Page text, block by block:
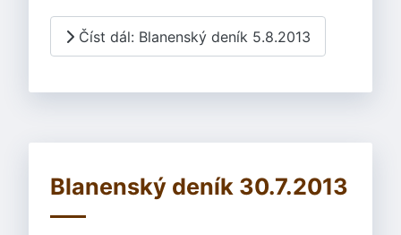
Číst dál: Blanenský deník 5.8.2013
Blanenský deník 30.7.2013